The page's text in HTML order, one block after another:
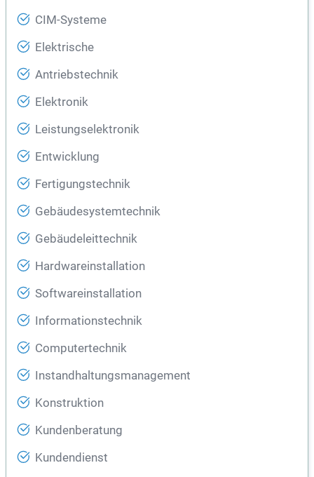
CIM-Systeme
Elektrische
Antriebstechnik
Elektronik
Leistungselektronik
Entwicklung
Fertigungstechnik
Gebäudesystemtechnik
Gebäudeleittechnik
Hardwareinstallation
Softwareinstallation
Informationstechnik
Computertechnik
Instandhaltungsmanagement
Konstruktion
Kundenberatung
Kundendienst